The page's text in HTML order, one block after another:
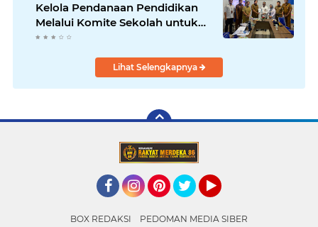
Kelola Pendanaan Pendidikan
Melalui Komite Sekolah untuk
Cegah Maladministrasi dan
Lihat Selengkapnya
BOX REDAKSI PEDOMAN MEDIA SIBER